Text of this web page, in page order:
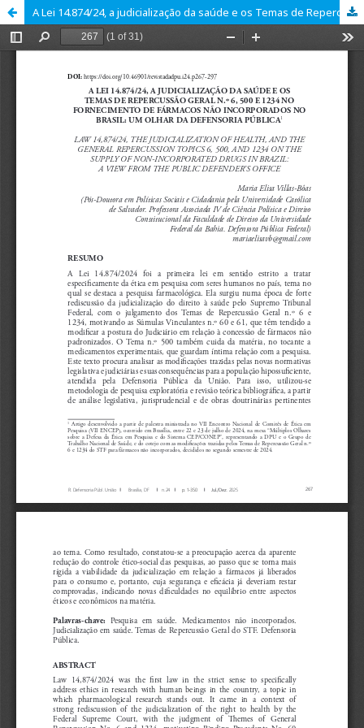
A Lei 14.874/24, a judicialização da saúde e os Temas de Repercussão Geral n.º 6, 500 e 1234 no fornecimento de fármacos não incorporados no Brasil: um olhar da Defensoria Pública